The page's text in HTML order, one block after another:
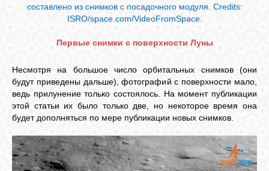
составлено из снимков с посадочного модуля. Credits:
ISRO/space.com/VideoFromSpace.
Первые снимки с поверхности Луны
Несмотря на большое число орбитальных снимков (они
будут приведены дальше), фотографий с поверхности мало,
ведь прилунение только состоялось. На момент публикации
этой статьи их было только две, но некоторое время она
будет дополняться по мере публикации новых снимков.